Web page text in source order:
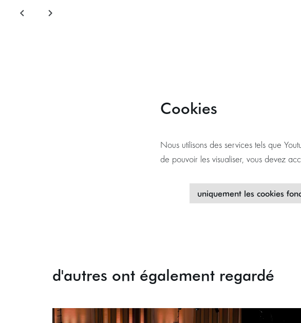
Cookies
Nous utilisons des services tels que
de pouvoir les visualiser, vous devez
uniquement les cookies
d'autres ont également regardé